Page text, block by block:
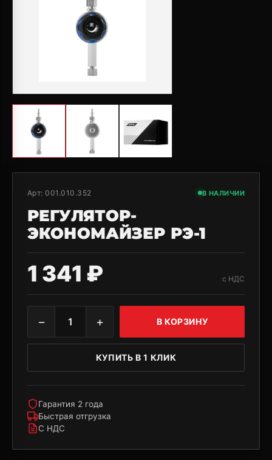
Арт:001.010.352 В НАЛИЧИИ
РЕГУЛЯТОР-
ЭКОНОМАЙЗЕР РЭ-1
1 341 ₽ с НДС
− 1 + В КОРЗИНУ
КУПИТЬ В 1 КЛИК
Гарантия 2 года
Быстрая отгрузка
С НДС